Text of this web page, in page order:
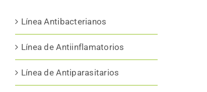
Línea Antibacterianos
Línea de Antiinflamatorios
Línea de Antiparasitarios